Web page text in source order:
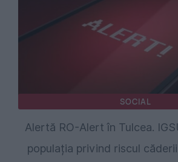
SOCIAL
Alertă RO-Alert în Tulcea.
populația privind riscul